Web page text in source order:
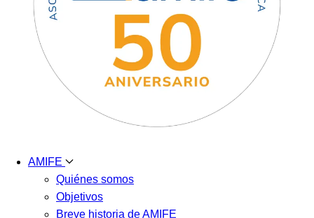
AMIFE
Quiénes somos
Objetivos
Breve historia de AMIFE